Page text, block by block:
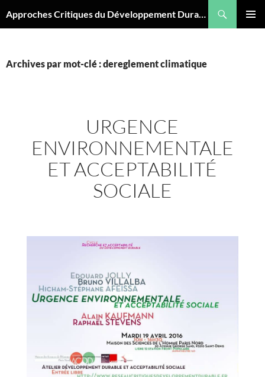
au
Approches Critiques du Développement Durable
Archives par mot-clé : dereglement climatique
URGENCE
ENVIRONNEMENTALE
ET ACCEPTABILITÉ
SOCIALE